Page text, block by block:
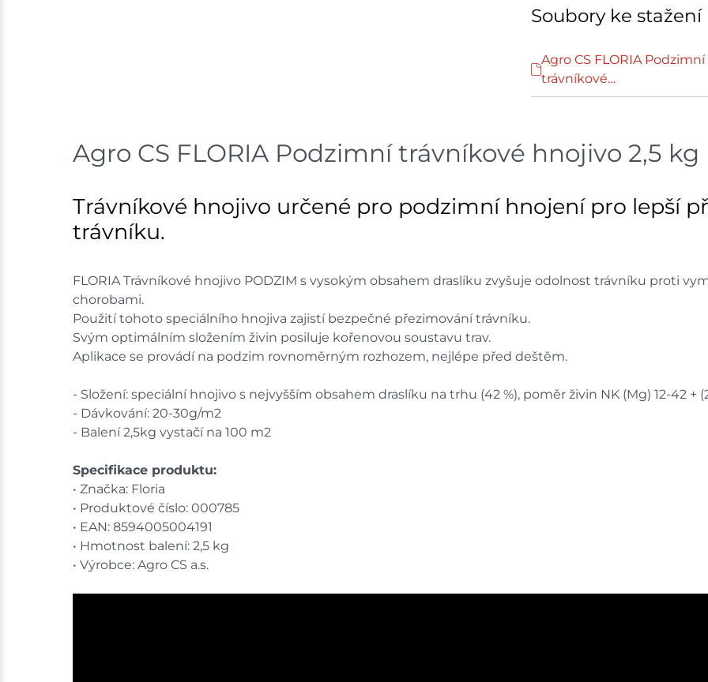
Soubory ke stažení
Agro CS FLORIA Podzimní
trávníkové…
Agro CS FLORIA Podzimní trávníkové hnojivo 2,5 kg
Trávníkové hnojivo určené pro podzimní hnojení pro lepší
trávníku.
FLORIA Trávníkové hnojivo PODZIM s vysokým obsahem draslíku zvyšuje odolnost trávníku proti
chorobami.
Použití tohoto speciálního hnojiva zajistí bezpečné přezimování trávníku.
Svým optimálním složením živin posiluje kořenovou soustavu trav.
Aplikace se provádí na podzim rovnoměrným rozhozem, nejlépe před deštěm.
- Složení: speciální hnojivo s nejvyšším obsahem draslíku na trhu (42 %), poměr živin NK (Mg) 12-42 +
- Dávkování: 20-30g/m2
- Balení 2,5kg vystačí na 100 m2
Specifikace produktu:
• Značka: Floria
• Produktové číslo: 000785
• EAN: 8594005004191
• Hmotnost balení: 2,5 kg
• Výrobce: Agro CS a.s.